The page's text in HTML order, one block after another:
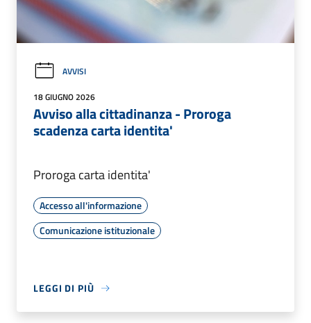
AVVISI
18 GIUGNO 2026
Avviso alla cittadinanza - Proroga
scadenza carta identita'
Proroga carta identita'
Accesso all'informazione
Comunicazione istituzionale
LEGGI DI PIÙ